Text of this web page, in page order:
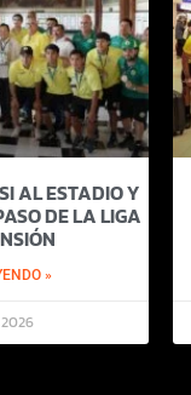
AL ESTADIO Y
DE LA LIGA
»